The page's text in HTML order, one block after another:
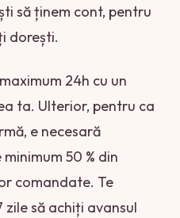
să ținem cont, pentru
dorești.
24h cu un
ta. Ulterior, pentru ca
e necesară
50 % din
comandate. Te
să achiți avansul